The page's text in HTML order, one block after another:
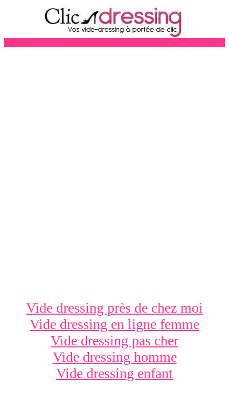
Vide dressing près de chez moi
Vide dressing en ligne femme
Vide dressing pas cher
Vide dressing homme
Vide dressing enfant